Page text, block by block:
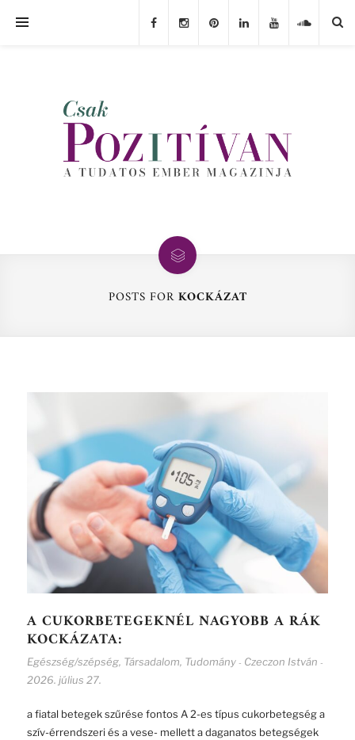
POSTS FORKOCKÁZAT
A CUKORBETEGEKNÉL NAGYOBB A RÁK
KOCKÁZATA:
Egészség/szépség, Társadalom, Tudomány - Czeczon István -
2026. július 27.
a fiatal betegek szűrése fontos A 2-es típus cukorbetegség a
szív-érrendszeri és a vese- mellett a daganatos betegségek